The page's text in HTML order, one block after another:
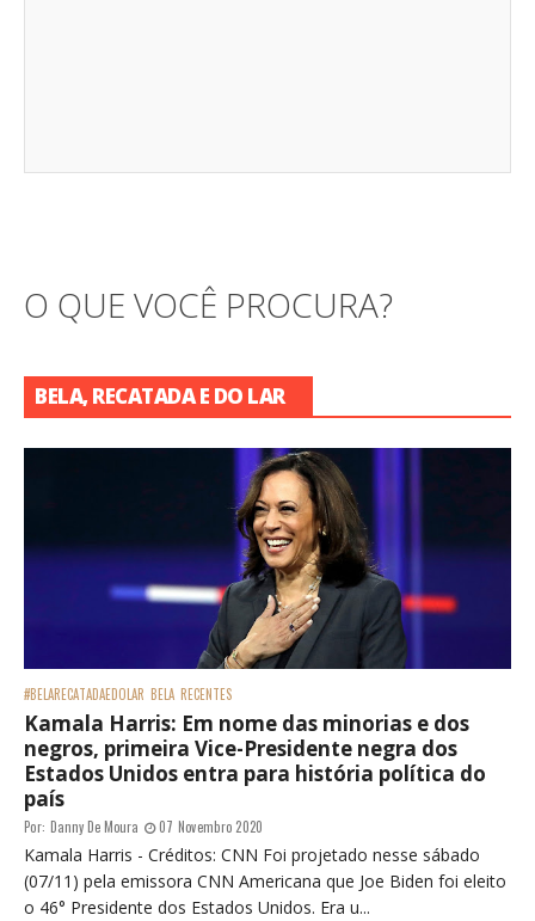
O QUE VOCÊ PROCURA?
BELA, RECATADA E DO LAR
#BELARECATADAEDOLAR BELA RECENTES
Kamala Harris: Em nome das minorias e dos
negros, primeira Vice-Presidente negra dos
Estados Unidos entra para história política do
país
Por: Danny De Moura 07 Novembro 2020
Kamala Harris - Créditos: CNN Foi projetado nesse sábado
(07/11) pela emissora CNN Americana que Joe Biden foi eleito
o 46° Presidente dos Estados Unidos. Era u...